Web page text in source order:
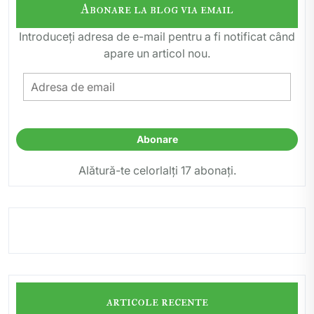
Abonare la blog via email
Introduceți adresa de e-mail pentru a fi notificat când
apare un articol nou.
Adresa
de
Abonare
Alătură-te celorlalți 17 abonați.
articole recente